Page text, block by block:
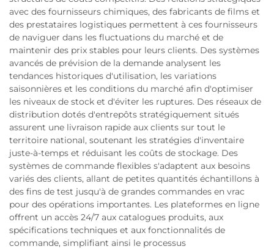
avec des fournisseurs chimiques, des fabricants de films et
des prestataires logistiques permettent à ces fournisseurs
de naviguer dans les fluctuations du marché et de
maintenir des prix stables pour leurs clients. Des systèmes
avancés de prévision de la demande analysent les
tendances historiques d'utilisation, les variations
saisonnières et les conditions du marché afin d'optimiser
les niveaux de stock et d'éviter les ruptures. Des réseaux de
distribution dotés d'entrepôts stratégiquement situés
assurent une livraison rapide aux clients sur tout le
territoire national, soutenant les stratégies d'inventaire
juste-à-temps et réduisant les coûts de stockage. Des
systèmes de commande flexibles s'adaptent aux besoins
variés des clients, allant de petites quantités échantillons à
des fins de test jusqu'à de grandes commandes en vrac
pour des opérations importantes. Les plateformes en ligne
offrent un accès 24/7 aux catalogues produits, aux
spécifications techniques et aux fonctionnalités de
commande, simplifiant ainsi le processus